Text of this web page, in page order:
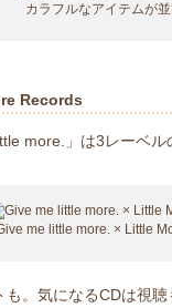
カラフルなアイテムが
Records
more.」は3レーベ
me little more. × Little
。気になるCDは視